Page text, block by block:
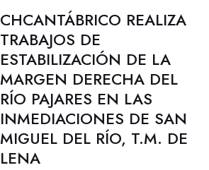
CHCANTÁBRICO REALIZA
TRABAJOS DE
ESTABILIZACIÓN DE LA
MARGEN DERECHA DEL
RÍO PAJARES EN LAS
INMEDIACIONES DE SAN
MIGUEL DEL RÍO, T.M. DE
LENA